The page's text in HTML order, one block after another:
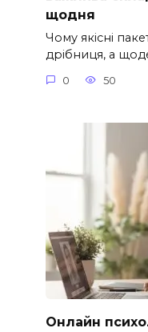
щодня
Чому якісні
дрібниця, а
0 50
Онлайн